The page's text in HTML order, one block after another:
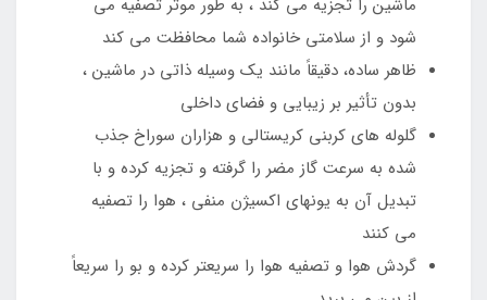
ماشین را تجزیه می کند ، به طور موثر تصفیه می
شود و از سلامتی خانواده شما محافظت می کند
ظاهر ساده، دقیقاً مانند یک وسیله ذاتی در ماشین ،
بدون تأثیر بر زیبایی و فضای داخلی
گلوله های کربنی کریستالی و هزاران سوراخ جذب
شده به سرعت گاز مضر را گرفته و تجزیه کرده و با
تبدیل آن به یونهای اکسیژن منفی ، هوا را تصفیه
می کنند
گردش هوا و تصفیه هوا را سریعتر کرده و بو را سریعاً